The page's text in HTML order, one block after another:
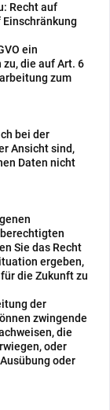
Recht auf
ein
die auf Art. 6
zum
bei der
Ansicht sind,
Daten nicht
Sie das Recht
ergeben,
die Zukunft zu
der
zwingende
die
oder
oder